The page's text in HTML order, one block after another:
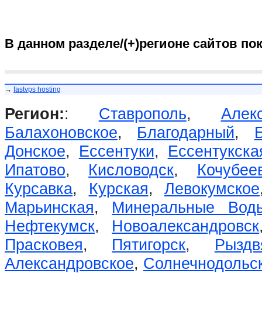
В данном разделе/(+)регионе сайтов
→ fastvps hosting
Регион:: Ставрополь,
Балахоновское, Благодарный,
Донское, Ессентуки,
Ипатово, Кисловодск,
Курсавка, Курская, Левокумское
Марьинская, Минеральные
Нефтекумск, Новоалександровск
Прасковея, Пятигорск,
Александровское,